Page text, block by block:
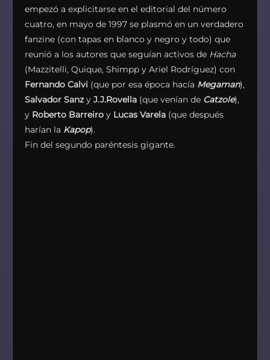
empezó a explicitarse en el editorial del número
cuatro, en mayo de 1997 se plasmó en un verdadero
fanzine (con tapas en blanco y negro y todo) que
reunió a los autores que seguían activos de Hacha
(Mazzitelli, Quique, Shimpp y Ariel Rodríguez) con
Fernando Calvi (que por esa época hacía Megaman),
Salvador Sanzy J.J.Rovella (que venían de Catzole),
y Roberto Barreiro y Lucas Varela (que después
harían la Kapop).
Fin del segundo paréntesis gigante.